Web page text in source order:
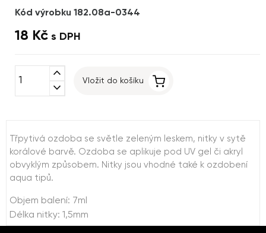
Kód výrobku 182.08a-0344
18 Kč s DPH
expand_less
expand_more
Vložit do košíku
Třpytivá ozdoba se světle zeleným leskem, nitky v sytě
korálové barvě. Ozdoba se aplikuje pod UV gel či akryl
obvyklým způsobem. Nitky jsou vhodné také k ozdobení
aqua tipů.
Objem balení: 7ml
Délka nitky: 1,5mm